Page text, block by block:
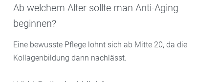
Ab welchem Alter sollte man Anti-Aging
beginnen?
Eine bewusste Pflege lohnt sich ab Mitte 20, da die
Kollagenbildung dann nachlässt.